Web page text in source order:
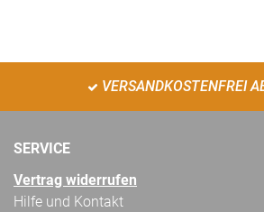
VERSANDKOSTENFREI
SERVICE
Vertrag widerrufen
Hilfe und Kontakt